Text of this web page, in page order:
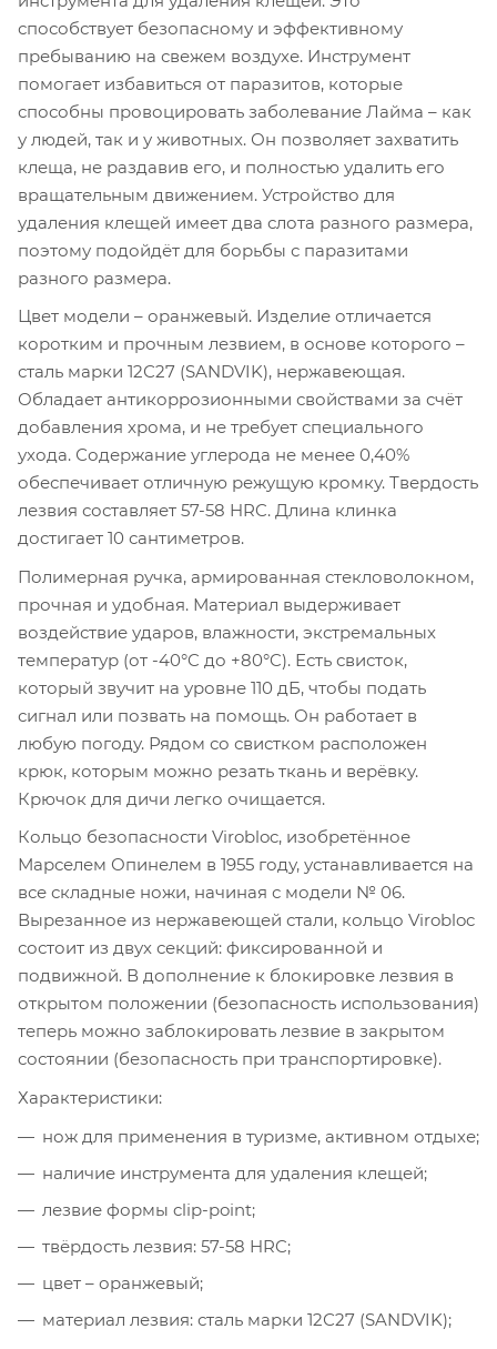
способствует безопасному и эффективному
пребыванию на свежем воздухе. Инструмент
помогает избавиться от паразитов, которые
способны провоцировать заболевание Лайма – как
у людей, так и у животных. Он позволяет захватить
клеща, не раздавив его, и полностью удалить его
вращательным движением. Устройство для
удаления клещей имеет два слота разного размера,
поэтому подойдёт для борьбы с паразитами
разного размера.
Цвет модели – оранжевый. Изделие отличается
коротким и прочным лезвием, в основе которого –
сталь марки 12С27 (SANDVIK), нержавеющая.
Обладает антикоррозионными свойствами за счёт
добавления хрома, и не требует специального
ухода. Содержание углерода не менее 0,40%
обеспечивает отличную режущую кромку. Твердость
лезвия составляет 57-58 HRC. Длина клинка
достигает 10 сантиметров.
Полимерная ручка, армированная стекловолокном,
прочная и удобная. Материал выдерживает
воздействие ударов, влажности, экстремальных
температур (от -40°C до +80°C). Есть свисток,
который звучит на уровне 110 дБ, чтобы подать
сигнал или позвать на помощь. Он работает в
любую погоду. Рядом со свистком расположен
крюк, которым можно резать ткань и верёвку.
Крючок для дичи легко очищается.
Кольцо безопасности Virobloc, изобретённое
Марселем Опинелем в 1955 году, устанавливается на
все складные ножи, начиная с модели № 06.
Вырезанное из нержавеющей стали, кольцо Virobloc
состоит из двух секций: фиксированной и
подвижной. В дополнение к блокировке лезвия в
открытом положении (безопасность использования)
теперь можно заблокировать лезвие в закрытом
состоянии (безопасность при транспортировке).
Характеристики:
нож для применения в туризме, активном отдыхе;
наличие инструмента для удаления клещей;
лезвие формы clip-point;
твёрдость лезвия: 57-58 HRC;
цвет – оранжевый;
материал лезвия: сталь марки 12С27 (SANDVIK);